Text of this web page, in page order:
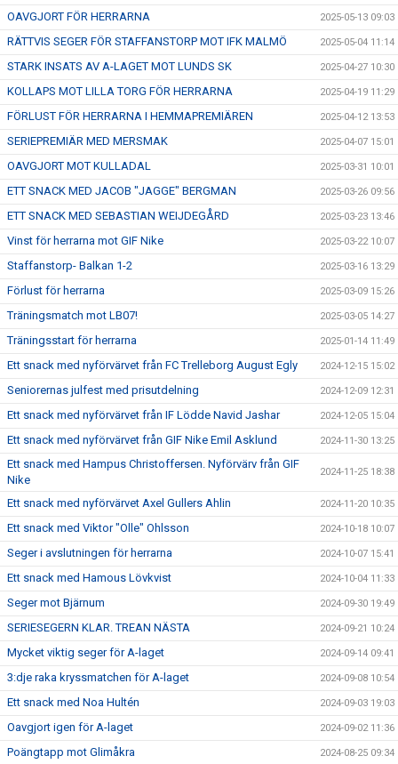
OAVGJORT FÖR HERRARNA 2025-05-13 09:03
RÄTTVIS SEGER FÖR STAFFANSTORP MOT IFK MALMÖ 2025-05-04 11:14
STARK INSATS AV A-LAGET MOT LUNDS SK 2025-04-27 10:30
KOLLAPS MOT LILLA TORG FÖR HERRARNA 2025-04-19 11:29
FÖRLUST FÖR HERRARNA I HEMMAPREMIÄREN 2025-04-12 13:53
SERIEPREMIÄR MED MERSMAK 2025-04-07 15:01
OAVGJORT MOT KULLADAL 2025-03-31 10:01
ETT SNACK MED JACOB "JAGGE" BERGMAN 2025-03-26 09:56
ETT SNACK MED SEBASTIAN WEIJDEGÅRD 2025-03-23 13:46
Vinst för herrarna mot GIF Nike 2025-03-22 10:07
Staffanstorp- Balkan 1-2 2025-03-16 13:29
Förlust för herrarna 2025-03-09 15:26
Träningsmatch mot LB07! 2025-03-05 14:27
Träningsstart för herrarna 2025-01-14 11:49
Ett snack med nyförvärvet från FC Trelleborg August Egly 2024-12-15 15:02
Seniorernas julfest med prisutdelning 2024-12-09 12:31
Ett snack med nyförvärvet från IF Lödde Navid Jashar 2024-12-05 15:04
Ett snack med nyförvärvet från GIF Nike Emil Asklund 2024-11-30 13:25
Ett snack med Hampus Christoffersen. Nyförvärv från GIF
Nike
2024-11-25 18:38
Ett snack med nyförvärvet Axel Gullers Ahlin 2024-11-20 10:35
Ett snack med Viktor "Olle" Ohlsson 2024-10-18 10:07
Seger i avslutningen för herrarna 2024-10-07 15:41
Ett snack med Hamous Lövkvist 2024-10-04 11:33
Seger mot Bjärnum 2024-09-30 19:49
SERIESEGERN KLAR. TREAN NÄSTA 2024-09-21 10:24
Mycket viktig seger för A-laget 2024-09-14 09:41
3:dje raka kryssmatchen för A-laget 2024-09-08 10:54
Ett snack med Noa Hultén 2024-09-03 19:03
Oavgjort igen för A-laget 2024-09-02 11:36
Poängtapp mot Glimåkra 2024-08-25 09:34